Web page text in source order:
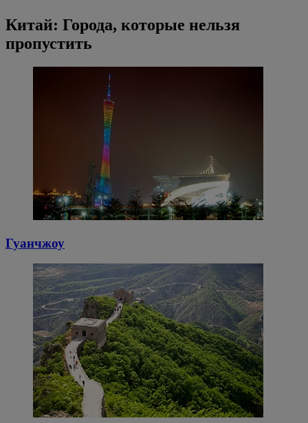
Китай: Города, которые нельзя
пропустить
Гуанчжоу